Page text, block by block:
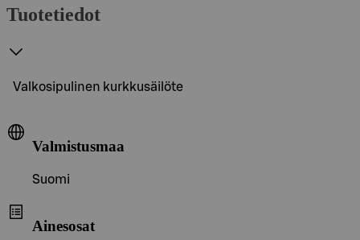
Tuotetiedot
Valkosipulinen kurkkusäilöte
Valmistusmaa
Suomi
Ainesosat